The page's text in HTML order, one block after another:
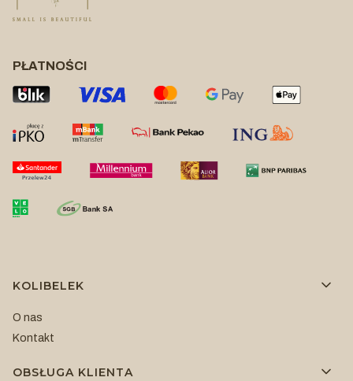
PŁATNOŚCI
Linki w stopce
KOLIBELEK
O nas
Kontakt
OBSŁUGA KLIENTA